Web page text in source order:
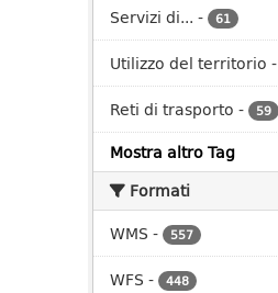
Servizi di... - 61
Utilizzo del territorio -
Reti di trasporto - 59
Mostra altro Tag
Formati
WMS - 557
WFS - 448